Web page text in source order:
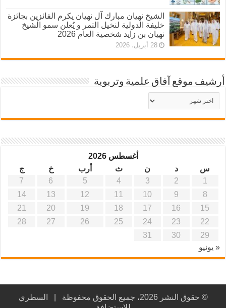
الشيخ نهيان مبارك آل نهيان يكرم الفائزين بجائزة
خليفة الدولية لنخيل التمر و يُعلن سمو الشيخ
نهيان بن زايد شخصية العام 2026
28 أبريل، 2026
أرشيف موقع آفاق علمية وتربوية
أرشيف
موقع
آفاق
أغسطس 2026
س
د ن ث أرب خ
ج
1
2
3
4
5
6
7
8
9
10
11
12
13
14
15
16
17
18
19
20
21
22
23
24
25
26
27
28
29
30
31
« يونيو
© حقوق النشر 2026، جميع الحقوق محفوظة |
السطري